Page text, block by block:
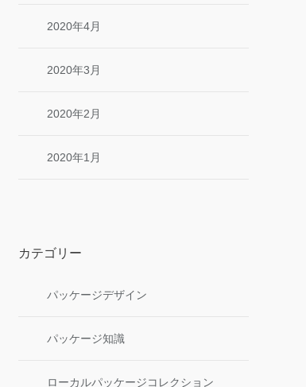
2020年4月
2020年3月
2020年2月
2020年1月
カテゴリー
パッケージデザイン
パッケージ知識
ローカルパッケージコレクション